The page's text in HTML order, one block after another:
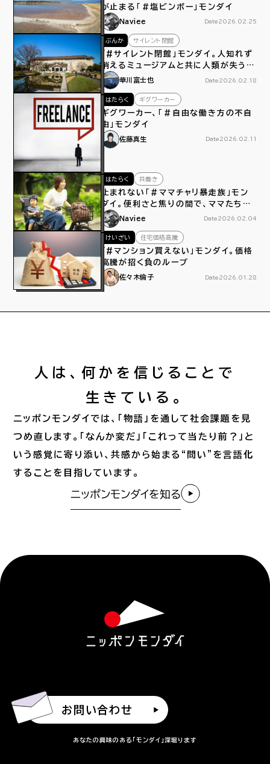
が止まる「＃塩ビンボー」モンダイ
Naviee Date 2026.02.25
ぶんか サイレント閉館
「#サイレント閉館」モンダイ。人知れず
消えるミュージアムと共に人類が失うモ
ノ
華川富士也 Date 2026.02.18
はたらく ギグワーカー
ギグワーカー、「＃自由な働き方の不自
由」モンダイ
佐藤真生 Date 2026.02.11
はたらく 共働き
止まれない「＃ママチャリ暴走族」モン
ダイ。便利さと焦りの間で、ママたちは
今日もペダルをこぐ
Naviee Date 2026.02.04
けいざい 住宅価格高騰
「#マンション買えない」モンダイ。価格
高騰が招く負のループ
佐々木倫子 Date 2026.01.28
人は、何かを信じることで
生きている。
ニッポンモンダイでは、「物語」を通して社会課題を見
つめ直します。「なんか変だ」「これって当たり前？」と
いう感覚に寄り添い、共感から始まる“問い”を言語化
することを目指しています。
ニッポンモンダイを知る
お問い合わせ
あなたの興味のある「モンダイ」深堀ります